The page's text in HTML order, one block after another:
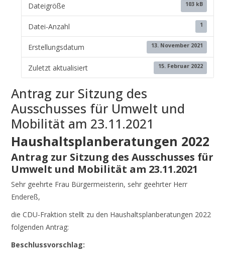
Dateigröße 103 kB
Datei-Anzahl 1
Erstellungsdatum 13. November 2021
Zuletzt aktualisiert 15. Februar 2022
Antrag zur Sitzung des
Ausschusses für Umwelt und
Mobilität am 23.11.2021
Haushaltsplanberatungen 2022
Antrag zur Sitzung des Ausschusses für
Umwelt und Mobilität am 23.11.2021
Sehr geehrte Frau Bürgermeisterin, sehr geehrter Herr
Endereß,
die CDU-Fraktion stellt zu den Haushaltsplanberatungen 2022
folgenden Antrag:
Beschlussvorschlag: